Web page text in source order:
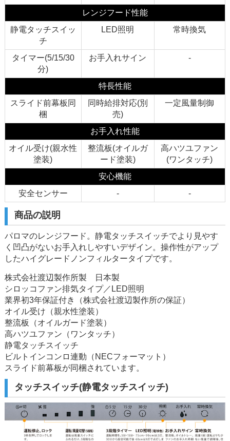
レンジフード性能
静電タッチスイッ
チ
LED照明 常時換気
タイマー(5/15/30
分)
お手入れサイン -
特長性能
スライド前幕板同
梱
同時給排対応(別
売)
一定風量制御
お手入れ性能
オイル受け(親水性
塗装)
整流板(オイルガ
ード塗装)
高ハツユファン
(ワンタッチ)
安心機能
安全センサー
- -
商品の説明
パロマのレンジフード。静電タッチスイッチでより見やす
く凹凸がないお手入れしやすいデザイン。操作性がアップ
したハイグレードノンフィルタータイプです。
株式会社渡辺製作所製 日本製
シロッコファン排気タイプ／LED照明
業界初3年保証付き（株式会社渡辺製作所の保証）
オイル受け（親水性塗装）
整流板（オイルガード塗装）
高ハツユファン（ワンタッチ）
静電タッチスイッチ
ビルトインコンロ連動（NECフォーマット）
スライド前幕板が同梱されています。
タッチスイッチ(静電タッチスイッチ)